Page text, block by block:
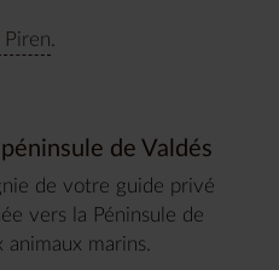
Piren
de Valdés
de votre guide privé
vers la Péninsule de
marins.